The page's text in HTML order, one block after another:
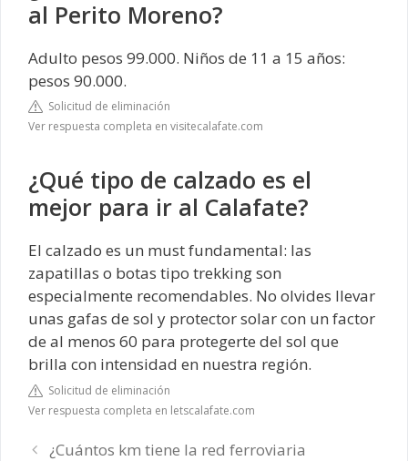
al Perito Moreno?
Adulto pesos 99.000. Niños de 11 a 15 años:
pesos 90.000.
Solicitud de eliminación
Ver respuesta completa en visitecalafate.com
¿Qué tipo de calzado es el
mejor para ir al Calafate?
El calzado es un must fundamental: las
zapatillas o botas tipo trekking son
especialmente recomendables. No olvides llevar
unas gafas de sol y protector solar con un factor
de al menos 60 para protegerte del sol que
brilla con intensidad en nuestra región.
Solicitud de eliminación
Ver respuesta completa en letscalafate.com
¿Cuántos km tiene la red ferroviaria